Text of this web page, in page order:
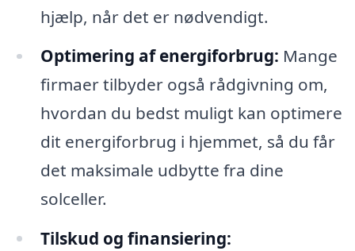
hjælp, når det er nødvendigt.
Optimering af energiforbrug: Mange
firmaer tilbyder også rådgivning om,
hvordan du bedst muligt kan optimere
dit energiforbrug i hjemmet, så du får
det maksimale udbytte fra dine
solceller.
Tilskud og finansiering: